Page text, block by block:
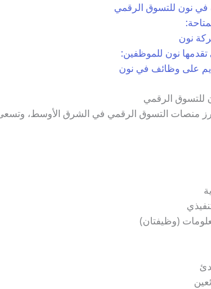
نون للتسوق الرقمي
نون
تقدمها نون للموظفين:
على وظائف في نون
الرقمي
منصات التسوق الرقمي في الشرق الأوسط،
(وظيفتان)